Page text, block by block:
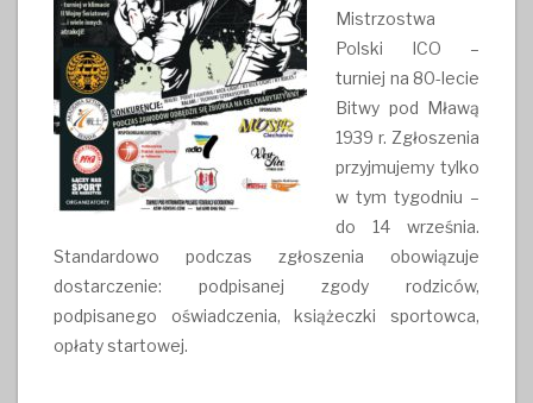
Mistrzostwa
Polski ICO –
turniej na 80-lecie
Bitwy pod Mławą
1939 r. Zgłoszenia
przyjmujemy tylko
w tym tygodniu –
do 14 września.
Standardowo podczas zgłoszenia obowiązuje
dostarczenie: podpisanej zgody rodziców,
podpisanego oświadczenia, książeczki sportowca,
opłaty startowej.